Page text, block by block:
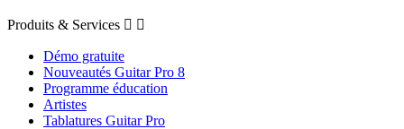
Produits & Services  
Démo gratuite
Nouveautés Guitar Pro 8
Programme éducation
Artistes
Tablatures Guitar Pro